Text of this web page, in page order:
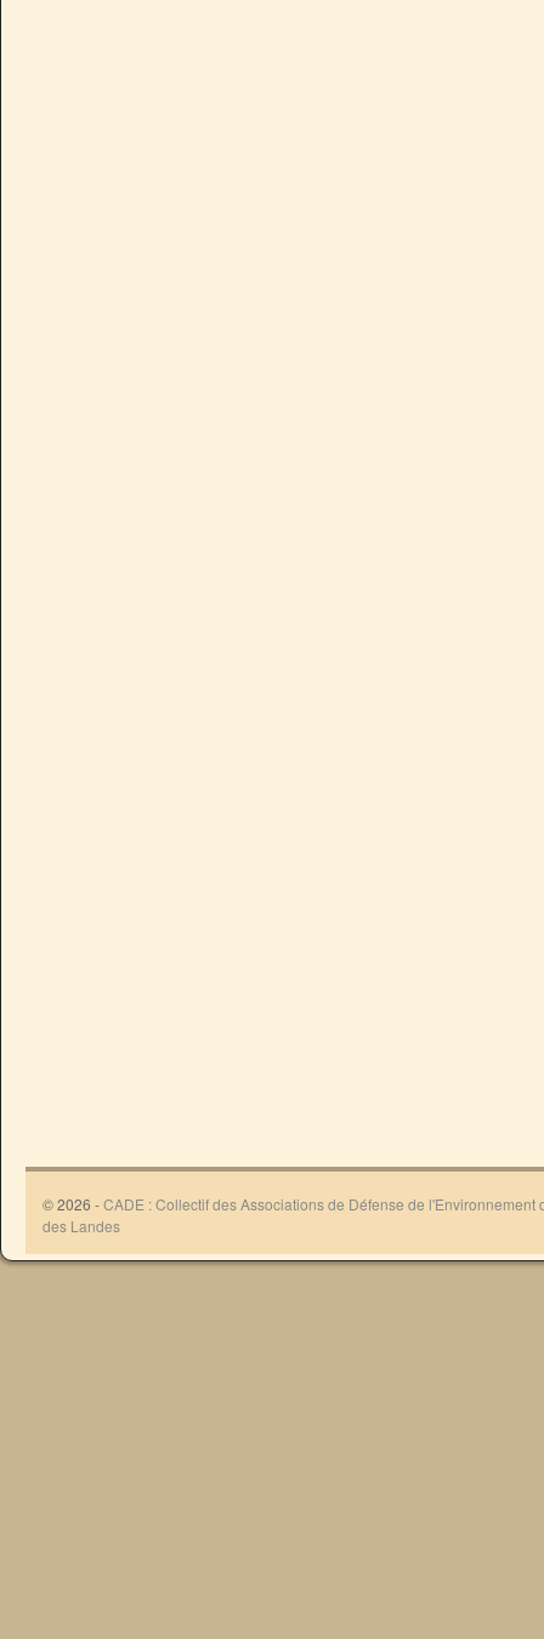
© 2026 -CADE : Collectif des Associations de Défense de l'Environnement
des Landes